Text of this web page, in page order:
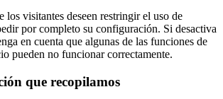
los visitantes deseen restringir el uso de
por completo su configuración. Si desactiva
en cuenta que algunas de las funciones de
pueden no funcionar correctamente.
que recopilamos